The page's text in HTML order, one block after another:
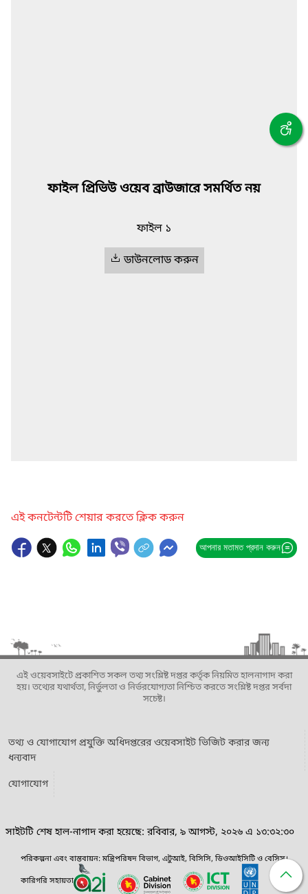
ফাইল প্রিভিউ ওয়েব ব্রাউজারে সমর্থিত নয়
ফাইল ১
ডাউনলোড করুন
এই কনটেন্টটি শেয়ার করতে ক্লিক করুন
আপনার মতামত প্রদান করুন
এই ওয়েবসাইটে প্রকাশিত সকল তথ্য সংশ্লিষ্ট দপ্তর কর্তৃক নিয়মিত হালনাগাদ করা
হয়। তথ্যের যথার্থতা, নির্ভুলতা ও নির্ভরযোগ্যতা নিশ্চিত করতে সংশ্লিষ্ট দপ্তর সর্বদা
সচেষ্ট।
তথ্য ও যোগাযোগ প্রযুক্তি অধিদপ্তরের ওয়েবসাইট ভিজিট করার জন্য
ধন্যবাদ
যোগাযোগ
সাইটটি শেষ হাল-নাগাদ করা হয়েছে: রবিবার, ৯ আগস্ট, ২০২৬ এ ১৩:৩২:৩০
পরিকল্পনা এবং বাস্তবায়ন: মন্ত্রিপরিষদ বিভাগ, এটুআই, বিসিসি, ডিওআইসিটি ও বেসিস।
কারিগরি সহায়তা